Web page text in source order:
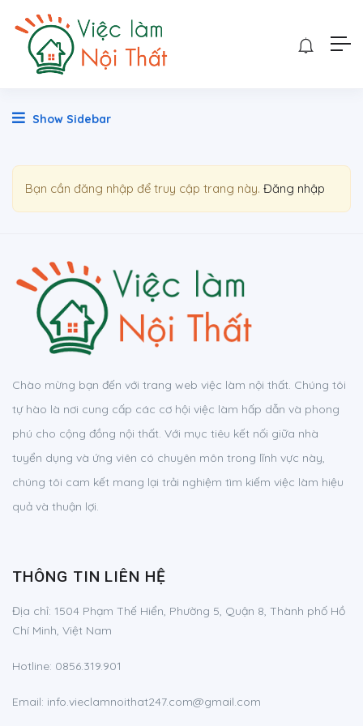
Show Sidebar
Bạn cần đăng nhập để truy cập trang này. Đăng nhập
Chào mừng bạn đến với trang web việc làm nội thất. Chúng tôi
tự hào là nơi cung cấp các cơ hội việc làm hấp dẫn và phong
phú cho cộng đồng nội thất. Với mục tiêu kết nối giữa nhà
tuyển dụng và ứng viên có chuyên môn trong lĩnh vực này,
chúng tôi cam kết mang lại trải nghiệm tìm kiếm việc làm hiệu
quả và thuận lợi.
THÔNG TIN LIÊN HỆ
Địa chỉ: 1504 Phạm Thế Hiển, Phường 5, Quận 8, Thành phố Hồ
Chí Minh, Việt Nam
Hotline: 0856.319.901
Email: info.vieclamnoithat247.com@gmail.com